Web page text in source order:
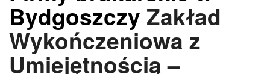
Bydgoszczy Zakład
Wykończeniowa z
Umiejętnością –